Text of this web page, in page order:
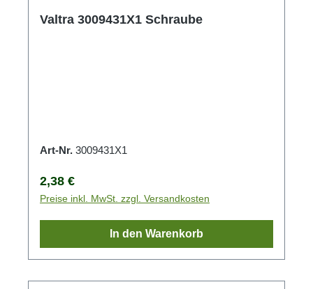
Valtra 3009431X1 Schraube
Art-Nr. 3009431X1
Regulärer Preis:
2,38 €
Preise inkl. MwSt. zzgl. Versandkosten
In den Warenkorb